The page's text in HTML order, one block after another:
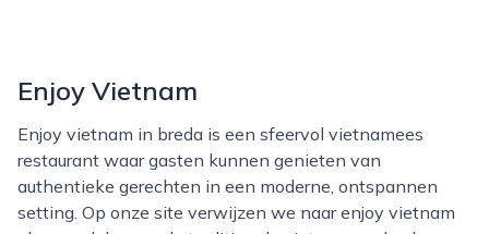
Enjoy Vietnam
Enjoy vietnam in breda is een sfeervol vietnamees
restaurant waar gasten kunnen genieten van
authentieke gerechten in een moderne, ontspannen
setting. Op onze site verwijzen we naar enjoy vietnam